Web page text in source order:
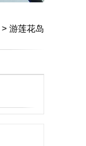
> 游莲花岛